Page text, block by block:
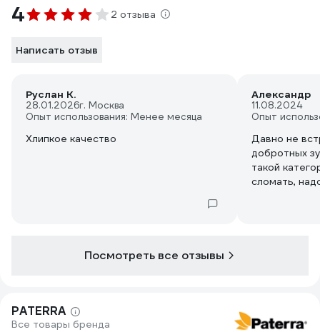
4 2 отзыва
Написать отзыв
Руслан К.
28.01.2026г. Москва
Опыт использования: Менее месяца
Хлипкое качество
Александр
11.08.2024
Опыт
Давно не
добротных
такой
сломать,
Посмотреть все отзывы
PATERRA
Все товары бренда